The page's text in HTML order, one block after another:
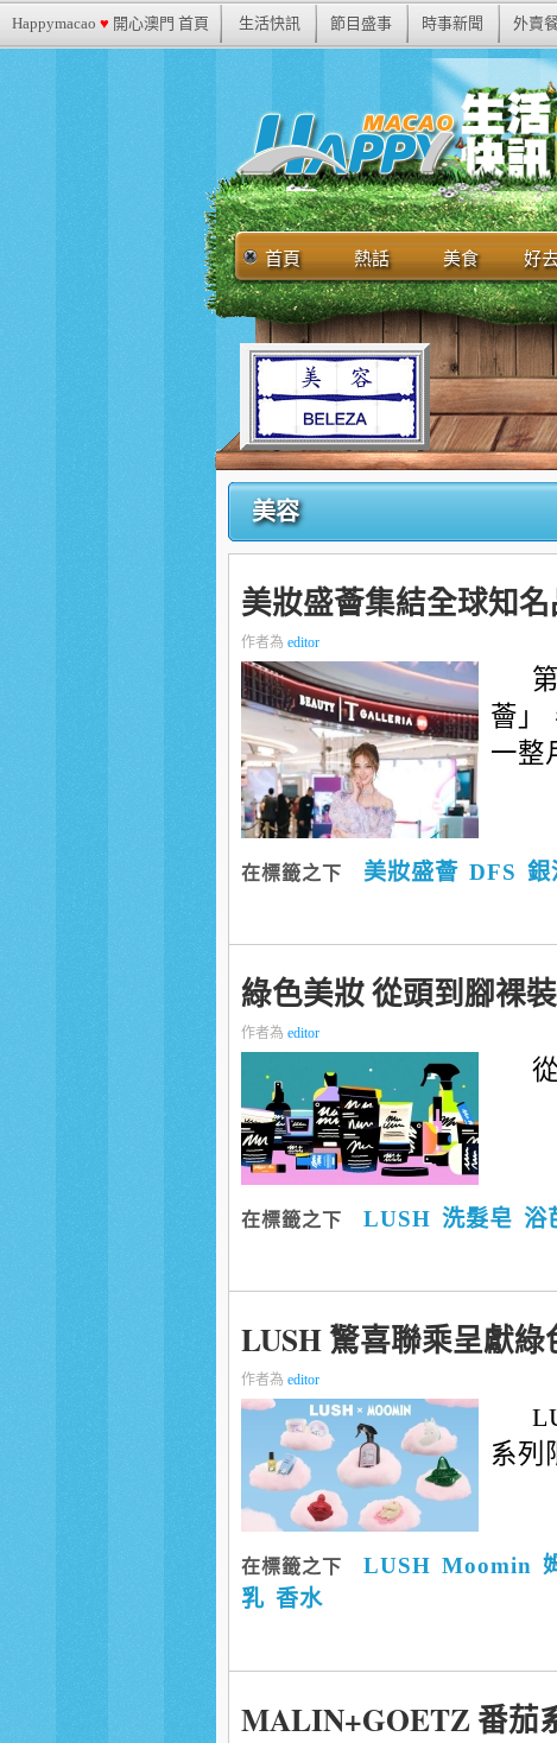
Happymacao ♥ 開心澳門 首頁 生活快訊 節目盛事 時事新聞 外賣
首頁 熱話 美食 好
美容
美妝盛薈集結全球知
作者為 editor
薈」
一
在標籤之下 美妝盛薈 DFS 銀
綠色美妝 從頭到腳裸裝
作者為 editor
在標籤之下 LUSH 洗髮皂 浴
LUSH 驚喜聯乘呈獻綠
作者為 editor
系
在標籤之下 LUSH Moomin
乳 香水
MALIN+GOETZ 番茄